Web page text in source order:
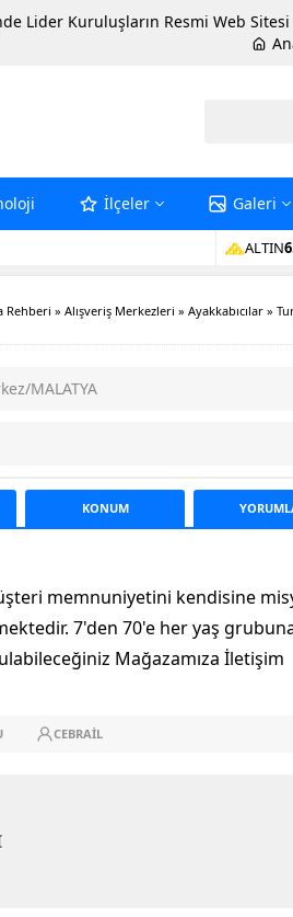
Lider Kuruluşların Resmi Web Sitesi
İlçeler Galeri
ALTIN
Rehberi » Alışveriş Merkezleri » Ayakkabıcılar »
MALATYA
KONUM YORUM
memnuniyetini kendisine
7'den 70'e her yaş
Mağazamıza İletişim
CEBRAIL